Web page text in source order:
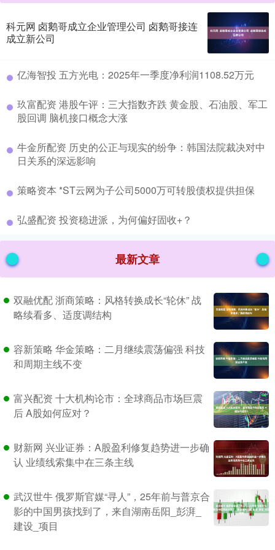
科元网 卤鹅哥成立企业管理公司 卤鹅哥接连
成立新公司
​亿海智投 五方光电：2025年一季度净利润1108.52万元
​玖富配资 港股午评：三大指数齐跌 黄金股、石油股、军工
股回调 脑机接口概念大涨
​牛金所配资 历史的公正与现实的纷争：韩国法院裁决对中
日关系的深远影响
​策略资本 *ST云网为子公司5000万可转股债权提供担保
​弘盛配资 投资稳进派，为何偏好固收+？
最新文章
双融优配 浙商策略：风格转换成长“轮休” 战
略续看多、适度调结构
容新策略 华金策略：二月继续震荡偏强 科技
和周期主线不变
富兴配资 十大机构论市：全球商品市场巨震
后 A股如何应对？
财新网 兴业证券：A股盈利修复趋势进一步确
认 业绩线索集中在三条主线
武汉世牛 俄罗斯官媒“寻人”，25年前与普京合
影的中国男孩找到了，来自湖南岳阳_彭湃_
建设_项目